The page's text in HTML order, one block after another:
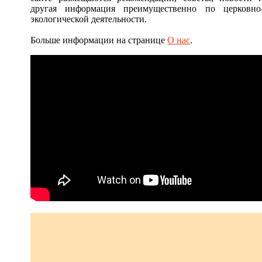
другая информация преимущественно по
экологической деятельности.
Больше информации на страницеО нас.